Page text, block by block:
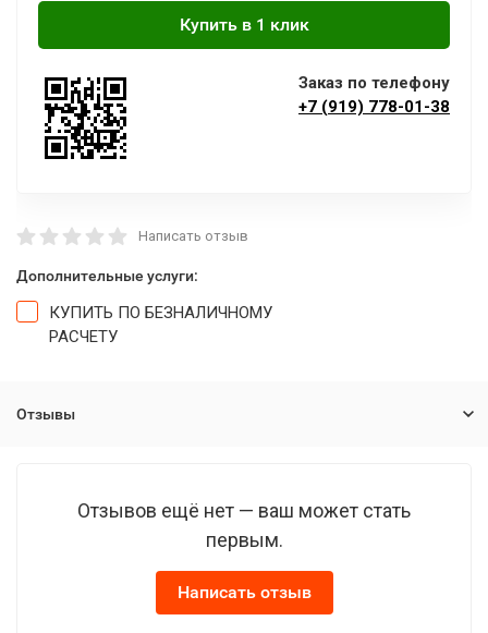
Заказ по телефону
+7 (919) 778-01-38
Написать отзыв
Дополнительные услуги:
КУПИТЬ ПО БЕЗНАЛИЧНОМУ
РАСЧЕТУ
Отзывы
Отзывов ещё нет — ваш может стать
первым.
Написать отзыв